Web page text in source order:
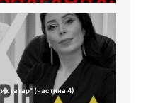
татар” (частина 4)